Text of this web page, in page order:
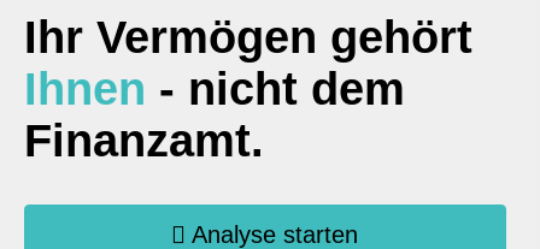
Ihr Vermögen gehört
Ihnen - nicht dem
Finanzamt.
Analyse starten